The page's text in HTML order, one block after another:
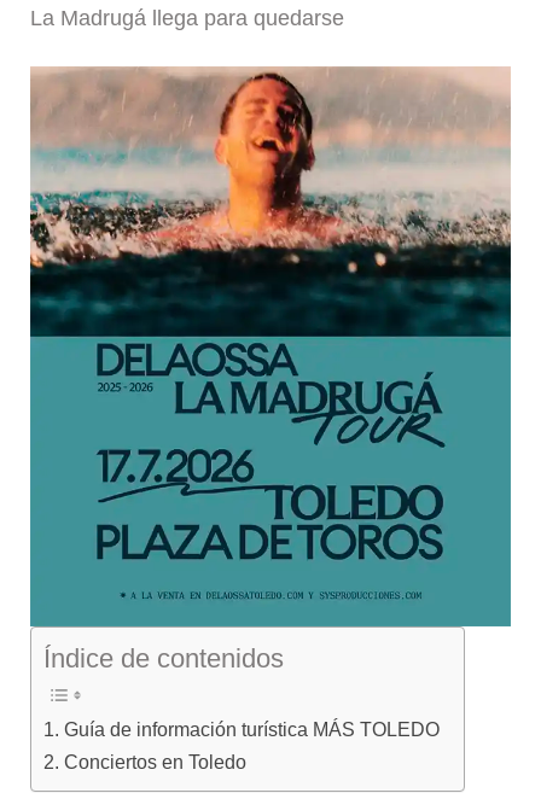
La Madrugá llega para quedarse
Índice de contenidos
Guía de información turística MÁS TOLEDO
Conciertos en Toledo